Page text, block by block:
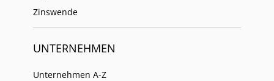
Zinswende
UNTERNEHMEN
Unternehmen A-Z